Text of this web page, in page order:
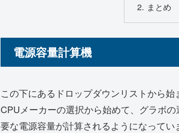
まとめ
電源容量計算機
この下にあるドロップダウンリストから始
CPUメーカーの選択から始めて、グラボ
要な電源容量が計算されるようになってい